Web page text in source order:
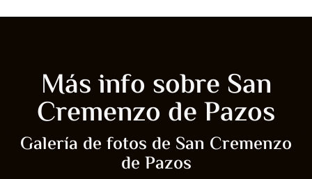
Más info sobre San
Cremenzo de Pazos
Galería de fotos de San Cremenzo
de Pazos